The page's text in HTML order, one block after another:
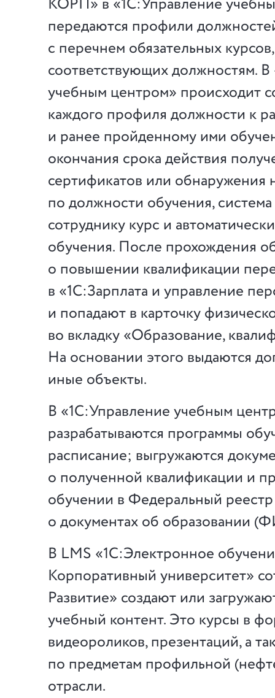
передаются профили
с перечнем обязательных курсов,
соответствующих должностям.
учебным центром» происходит
каждого профиля должности к
и ранее пройденному ими
окончания срока действия
сертификатов или обнаружения
по должности обучения, система
сотруднику курс и
обучения. После прохождения
о повышении квалификации
в «1С:Зарплата и управление
и попадают в карточку
во вкладку «Образование,
На основании этого выдаются
иные объекты.
В «1С:Управление учебным
разрабатываются программы
расписание; выгружаются
о полученной квалификации и
обучении в Федеральный
о документах об образовании
В LMS «1С:Электронное
Корпоративный университет»
Развитие» создают или
учебный контент. Это курсы в
видеороликов, презентаций, а
по предметам профильной
отрасли.